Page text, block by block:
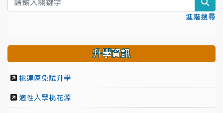
進階搜尋
升學資訊
桃連區免試升學
適性入學桃花源